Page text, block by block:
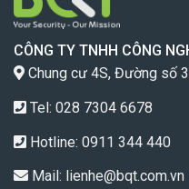
CÔNG TY TNHH CÔNG
Chung cư 4S, Đường số
Tel: 028 7304 6678
Hotline: 0911 344 440
Mail: lienhe@bqt.com.vn